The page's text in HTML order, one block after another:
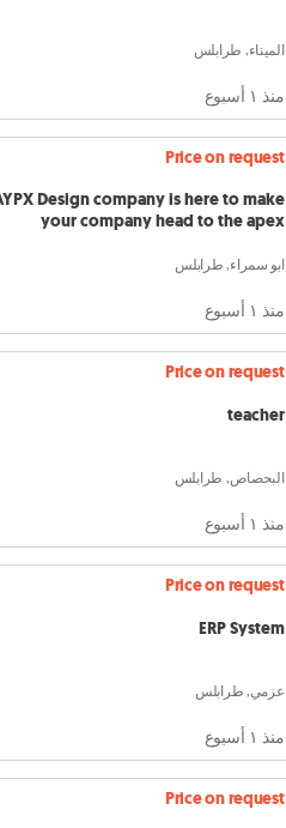
الميناء, طرابلس
منذ ١ أسبوع
Price on request
Design company is here to make
your company head to the apex
ابو سمراء, طرابلس
منذ ١ أسبوع
Price on request
teacher
البحصاص, طرابلس
منذ ١ أسبوع
Price on request
ERP System
عزمي, طرابلس
منذ ١ أسبوع
Price on request